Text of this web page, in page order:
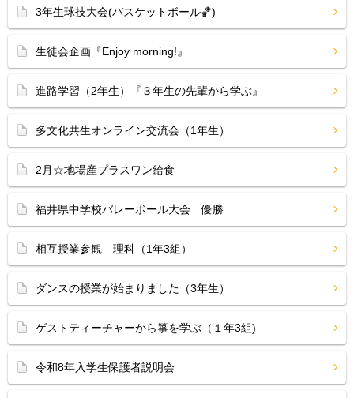
3年生球技大会(バスケットボール🏀)
生徒会企画『Enjoy morning!』
進路学習（2年生）『３年生の先輩から学ぶ』
多文化共生オンライン交流会（1年生）
2月☆地場産プラスワン給食
福井県中学校バレーボール大会 優勝
相互授業参観 理科（1年3組）
ダンスの授業が始まりました（3年生）
ゲストティーチャーから箏を学ぶ（１年3組)
令和8年入学生保護者説明会